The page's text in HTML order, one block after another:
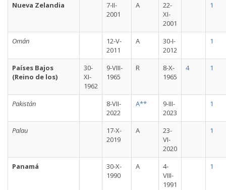
Nueva Zelandia
7-II-
2001
A
22-
XI-
2001
1
Omán
12-V-
2011
A
30-I-
2012
1
Países Bajos
(Reino de los)
30-
XI-
1962
9-VIII-
1965
R
8-X-
1965
4 1
Pakistán
8-VII-
2022
A**
9-III-
2023
1
Palau
17-X-
2019
A
23-
VI-
2020
1
Panamá
30-X-
1990
A
4-
VIII-
1991
1